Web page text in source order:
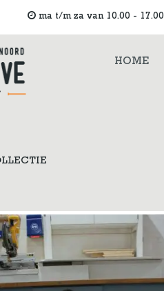
ma t/m za van 10.00 - 17.00
HOME